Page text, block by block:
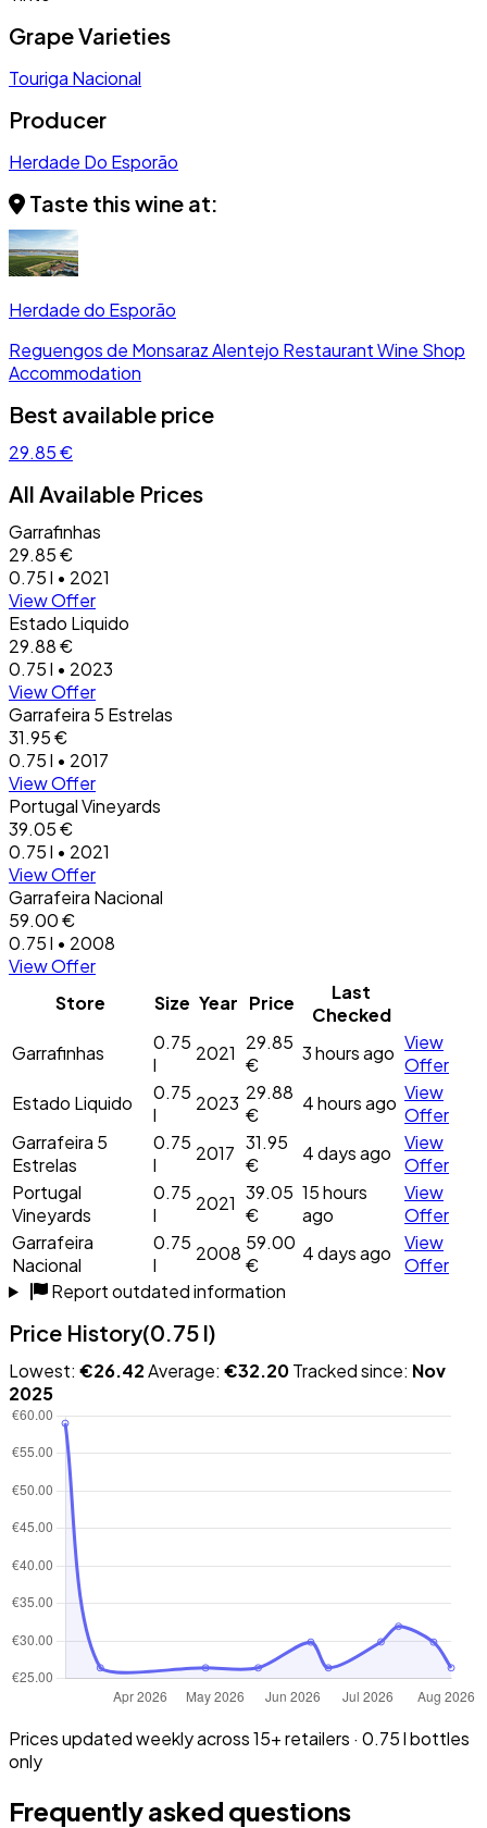
Grape Varieties
Touriga Nacional
Producer
Herdade Do Esporão
Taste this wine at:
Herdade do Esporão
Reguengos de MonsarazAlentejo RestaurantWine Shop
Accommodation
Best available price
29.85 €
All Available Prices
Garrafinhas
29.85 €
0.75 l • 2021
View Offer
Estado Liquido
29.88 €
0.75 l • 2023
View Offer
Garrafeira 5 Estrelas
31.95 €
0.75 l • 2017
View Offer
Portugal Vineyards
39.05 €
0.75 l • 2021
View Offer
Garrafeira Nacional
59.00 €
0.75 l • 2008
View Offer
Store
Size Year Price
Last
Checked
Garrafinhas
0.75
l
2021 29.85
€
3 hours ago View
Offer
Estado Liquido
0.75
l
2023 29.88
€
4 hours ago View
Offer
Garrafeira 5
Estrelas
0.75
l
2017 31.95
€
4 days ago
View
Offer
Portugal
Vineyards
0.75
l
2021 39.05
€
15 hours
ago
View
Offer
Garrafeira
Nacional
0.75
l
2008 59.00
€
4 days ago
View
Offer
Report outdated information
Price History(0.75 l)
Lowest: €26.42Average: €32.20Tracked since: Nov
2025
Prices updated weekly across 15+ retailers · 0.75 l bottles
only
Frequently asked questions